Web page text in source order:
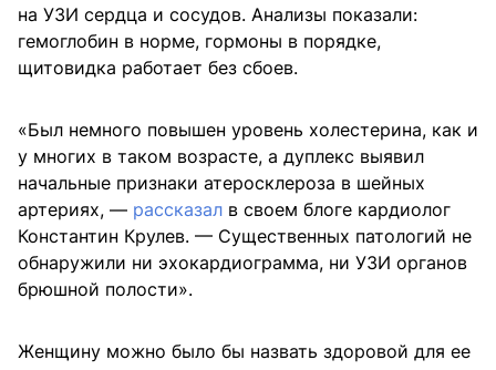
на УЗИ сердца и сосудов. Анализы показали:
гемоглобин в норме, гормоны в порядке,
щитовидка работает без сбоев.
«Был немного повышен уровень холестерина, как и
у многих в таком возрасте, а дуплекс выявил
начальные признаки атеросклероза в шейных
артериях, — рассказал в своем блоге кардиолог
Константин Крулев. — Существенных патологий не
обнаружили ни эхокардиограмма, ни УЗИ органов
брюшной полости».
Женщину можно было бы назвать здоровой для ее